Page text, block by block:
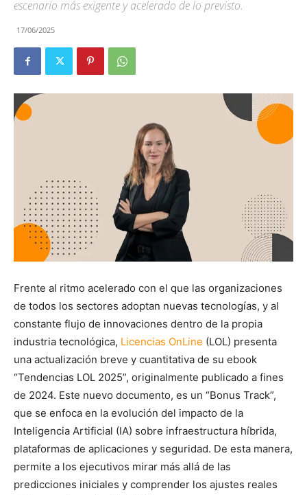
escenario más exigente y acelerado de lo previsto.
17/06/2025
Frente al ritmo acelerado con el que las organizaciones
de todos los sectores adoptan nuevas tecnologías, y al
constante flujo de innovaciones dentro de la propia
industria tecnológica, Licencias OnLine (LOL) presenta
una actualización breve y cuantitativa de su ebook
“Tendencias LOL 2025”, originalmente publicado a fines
de 2024. Este nuevo documento, es un “Bonus Track”,
que se enfoca en la evolución del impacto de la
Inteligencia Artificial (IA) sobre infraestructura híbrida,
plataformas de aplicaciones y seguridad. De esta manera,
permite a los ejecutivos mirar más allá de las
predicciones iniciales y comprender los ajustes reales